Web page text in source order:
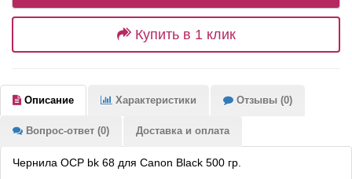
Купить в 1 клик
Описание Характеристики Отзывы (0)
Вопрос-ответ (0) Доставка и оплата
Чернила OCP bk 68 для Canon Black 500 гр.